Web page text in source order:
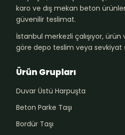
karo ve dış mekan beton
güvenilir teslimat.
İstanbul merkezli çalışıyor,
göre depo teslim veya sevkiyat
Ürün Grupları
Duvar Üstü Harpuşta
Beton Parke Taşı
Bordür Taşı